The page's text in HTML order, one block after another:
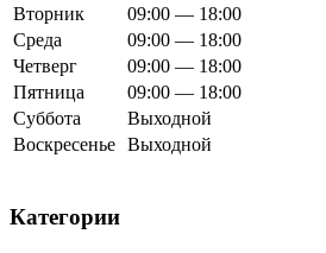
Вторник
09:00 — 18:00
Среда
09:00 — 18:00
Четверг
09:00 — 18:00
Пятница
09:00 — 18:00
Суббота
Выходной
Воскресенье Выходной
Категории